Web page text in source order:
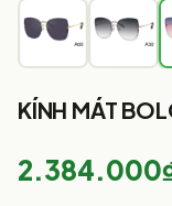
KÍNH MÁT